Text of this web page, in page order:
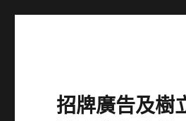
招牌廣告及樹